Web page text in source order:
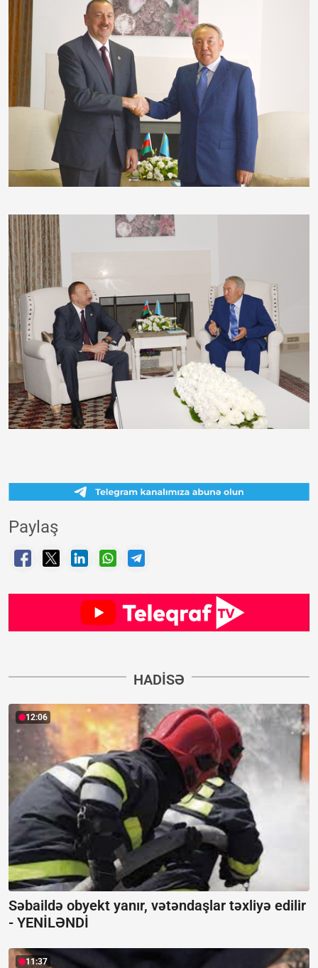
Paylaş
HADISƏ
12:06
Səbaildə obyekt yanır, vətəndaşlar təxliyə edilir
- YENİLƏNDİ
11:37